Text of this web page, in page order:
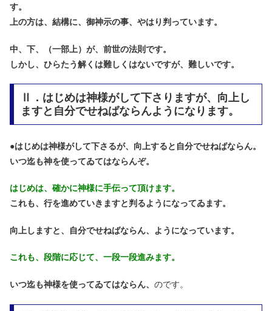
す。
上の方は、結構に、御神示の事、やはり判っています。
中、下、（一部上）が、前世の法則です。
しかし、ひらたう解くは難しくはないですが、難しいです。
Ⅱ．はじめは神様がして下さりますが、向上し
ますと自分でせねばならんようになります。
●はじめは神様がして下さるが、向上すると自分でせねばならん。
いつ迄も神を使ってゐてはならんぞ。
はじめは、確かに神様に手伝って頂けます。
これも、行を進めていきますと判るようになってゐます。
向上しますと、自分でせねばならん、ようになっています。
これも、段階に応じて、一段一段進みます。
いつ迄も神様を使ってゐてはならん、 のです。